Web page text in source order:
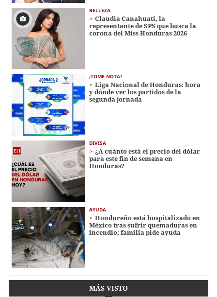
BELLEZA
Claudia Canahuati, la
representante de SPS que busca la
corona del Miss Honduras 2026
¡TOME NOTA!
Liga Nacional de Honduras: hora
y dónde ver los partidos de la
segunda jornada
DIVISA
¿A cuánto está el precio del dólar
para este fin de semana en
Honduras?
AYUDA
Hondureño está hospitalizado en
México tras sufrir quemaduras en
incendio; familia pide ayuda
MÁS VISTO